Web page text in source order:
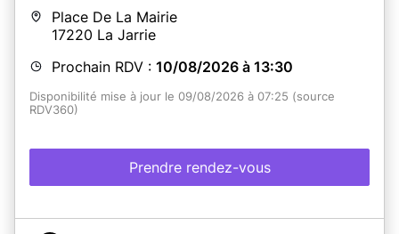
Place De La Mairie
17220 La Jarrie
Prochain RDV : 10/08/2026 à 13:30
Disponibilité mise à jour le 09/08/2026 à 07:25 (source
RDV360)
Prendre rendez-vous